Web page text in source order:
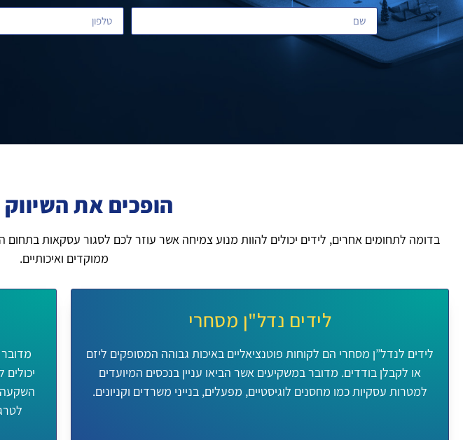
הופכים את
בדומה לתחומים אחרים, לידים יכולים להוות מנוע צמיחה אשר עוזר לכם לסגור עסקאות בתחום
ממוקדים ואיכותיים.
לידים נדל"ן מסחרי
לידים לנדל”ן מסחרי הם לקוחות פוטנציאליים באיכות גבוהה המסופקים ליזם
או לקבלן בודדים. מדובר במשקיעים אשר הביאו עניין בנכסים המיועדים
למטרות עסקיות כמו מחסנים לוגיסטיים, מפעלים, בנייני משרדים וקניונים.
השקעה